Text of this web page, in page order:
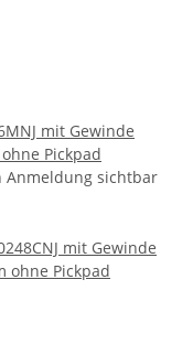
mit Gewinde
Pickpad
Anmeldung sichtbar